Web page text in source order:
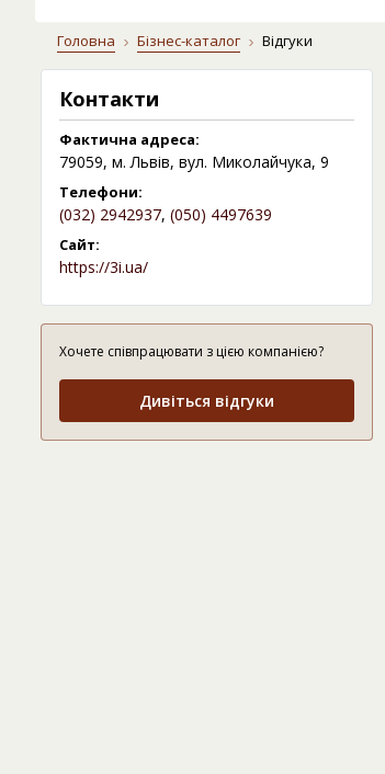
Головна Бізнес-каталог Відгуки
Контакти
Фактична адреса:
79059, м. Львів, вул. Миколайчука, 9
Телефони:
(032) 2942937, (050) 4497639
Сайт:
https://3i.ua/
Хочете співпрацювати з цією компанією?
Дивіться відгуки